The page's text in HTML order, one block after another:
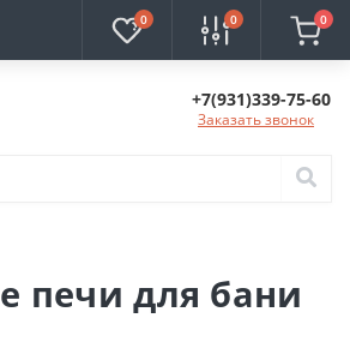
0 0 0
+7(931)339-75-60
Заказать звонок
печи для бани